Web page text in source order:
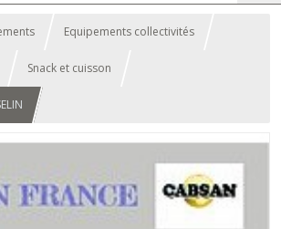
Equipements collectivités
Snack et cuisson